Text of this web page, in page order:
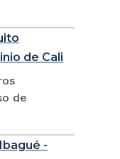
de Cali
de
-